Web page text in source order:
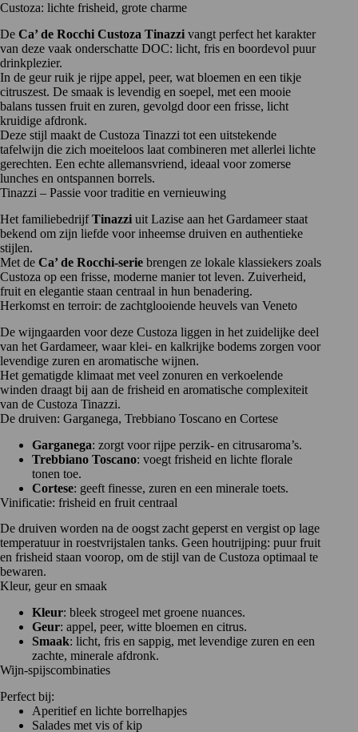
Custoza: lichte frisheid, grote charme
De Ca’ de Rocchi Custoza Tinazzi vangt perfect het karakter
van deze vaak onderschatte DOC: licht, fris en boordevol puur
drinkplezier.
In de geur ruik je rijpe appel, peer, wat bloemen en een tikje
citruszest. De smaak is levendig en soepel, met een mooie
balans tussen fruit en zuren, gevolgd door een frisse, licht
kruidige afdronk.
Deze stijl maakt de Custoza Tinazzi tot een uitstekende
tafelwijn die zich moeiteloos laat combineren met allerlei lichte
gerechten. Een echte allemansvriend, ideaal voor zomerse
lunches en ontspannen borrels.
Tinazzi – Passie voor traditie en vernieuwing
Het familiebedrijfTinazzi uit Lazise aan het Gardameer staat
bekend om zijn liefde voor inheemse druiven en authentieke
stijlen.
Met de Ca’ de Rocchi-serie brengen ze lokale klassiekers zoals
Custoza op een frisse, moderne manier tot leven. Zuiverheid,
fruit en elegantie staan centraal in hun benadering.
Herkomst en terroir: de zachtglooiende heuvels van Veneto
De wijngaarden voor deze Custoza liggen in het zuidelijke deel
van het Gardameer, waar klei- en kalkrijke bodems zorgen voor
levendige zuren en aromatische wijnen.
Het gematigde klimaat met veel zonuren en verkoelende
winden draagt bij aan de frisheid en aromatische complexiteit
van de Custoza Tinazzi.
De druiven: Garganega, Trebbiano Toscano en Cortese
Garganega: zorgt voor rijpe perzik- en citrusaroma’s.
Trebbiano Toscano: voegt frisheid en lichte florale
tonen toe.
Cortese: geeft finesse, zuren en een minerale toets.
Vinificatie: frisheid en fruit centraal
De druiven worden na de oogst zacht geperst en vergist op lage
temperatuur in roestvrijstalen tanks. Geen houtrijping: puur fruit
en frisheid staan voorop, om de stijl van de Custoza optimaal te
bewaren.
Kleur, geur en smaak
Kleur: bleek strogeel met groene nuances.
Geur: appel, peer, witte bloemen en citrus.
Smaak: licht, fris en sappig, met levendige zuren en een
zachte, minerale afdronk.
Wijn-spijscombinaties
Perfect bij:
Aperitief en lichte borrelhapjes
Salades met vis of kip